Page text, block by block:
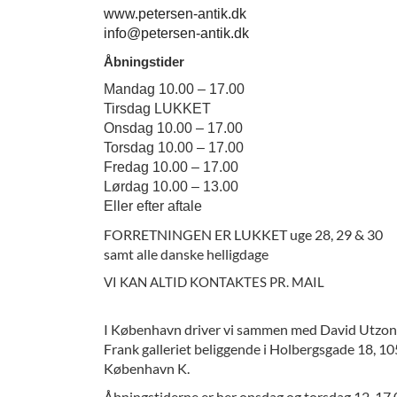
www.petersen-antik.dk
info@petersen-antik.dk
Åbningstider
Mandag 10.00 – 17.00
Tirsdag LUKKET
Onsdag 10.00 – 17.00
Torsdag 10.00 – 17.00
Fredag 10.00 – 17.00
Lørdag 10.00 – 13.00
Eller efter aftale
FORRETNINGEN ER LUKKET uge 28, 29 & 30
samt alle danske helligdage
VI KAN ALTID KONTAKTES PR. MAIL
I København driver vi sammen med David
Frank galleriet beliggende i Holbergsgade 18,
København K.